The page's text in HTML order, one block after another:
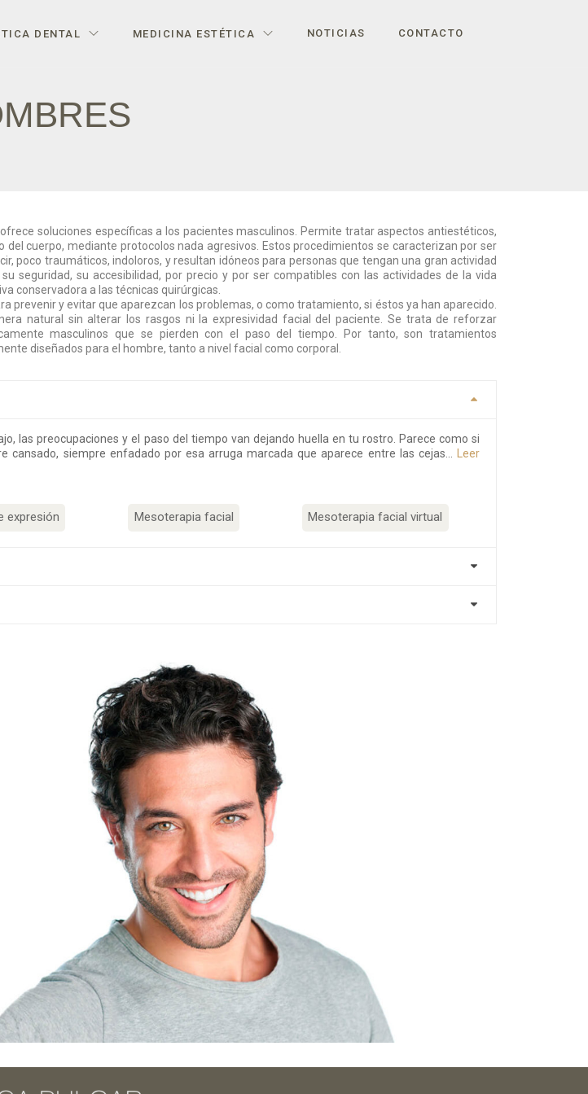
DENTAL MEDICINA ESTÉTICA NOTICIAS CONTACTO
ofrece soluciones específicas a los pacientes masculinos. Permite tratar aspectos antiestéticos,
del cuerpo, mediante protocolos nada agresivos. Estos procedimientos se caracterizan por ser
poco traumáticos, indoloros, y resultan idóneos para personas que tengan una gran actividad
seguridad, su accesibilidad, por precio y por ser compatibles con las actividades de la vida
conservadora a las técnicas quirúrgicas.
prevenir y evitar que aparezcan los problemas, o como tratamiento, si éstos ya han aparecido.
natural sin alterar los rasgos ni la expresividad facial del paciente. Se trata de reforzar
masculinos que se pierden con el paso del tiempo. Por tanto, son tratamientos
diseñados para el hombre, tanto a nivel facial como corporal.
las preocupaciones y el paso del tiempo van dejando huella en tu rostro. Parece como si
cansado, siempre enfadado por esa arruga marcada que aparece entre las cejas…
Leer
expresión Mesoterapia facial Mesoterapia facial virtual